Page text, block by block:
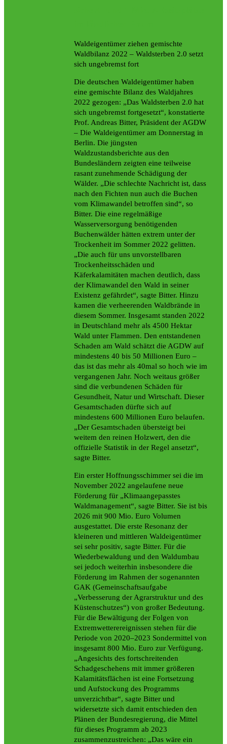
Waldeigentümer ziehen gemischte
Waldbilanz 2022 – Waldsterben 2.0 setzt
sich ungebremst fort
Die deutschen Waldeigentümer haben
eine gemischte Bilanz des Waldjahres
2022 gezogen: „Das Waldsterben 2.0 hat
sich ungebremst fortgesetzt“, konstatierte
Prof. Andreas Bitter, Präsident der AGDW
– Die Waldeigentümer am Donnerstag in
Berlin. Die jüngsten
Waldzustandsberichte aus den
Bundesländern zeigten eine teilweise
rasant zunehmende Schädigung der
Wälder. „Die schlechte Nachricht ist, dass
nach den Fichten nun auch die Buchen
vom Klimawandel betroffen sind“, so
Bitter. Die eine regelmäßige
Wasserversorgung benötigenden
Buchenwälder hätten extrem unter der
Trockenheit im Sommer 2022 gelitten.
„Die auch für uns unvorstellbaren
Trockenheitsschäden und
Käferkalamitäten machen deutlich, dass
der Klimawandel den Wald in seiner
Existenz gefährdet“, sagte Bitter. Hinzu
kamen die verheerenden Waldbrände in
diesem Sommer. Insgesamt standen 2022
in Deutschland mehr als 4500 Hektar
Wald unter Flammen. Den entstandenen
Schaden am Wald schätzt die AGDW auf
mindestens 40 bis 50 Millionen Euro –
das ist das mehr als 40mal so hoch wie im
vergangenen Jahr. Noch weitaus größer
sind die verbundenen Schäden für
Gesundheit, Natur und Wirtschaft. Dieser
Gesamtschaden dürfte sich auf
mindestens 600 Millionen Euro belaufen.
„Der Gesamtschaden übersteigt bei
weitem den reinen Holzwert, den die
offizielle Statistik in der Regel ansetzt“,
sagte Bitter.
Ein erster Hoffnungsschimmer sei die im
November 2022 angelaufene neue
Förderung für „Klimaangepasstes
Waldmanagement“, sagte Bitter. Sie ist bis
2026 mit 900 Mio. Euro Volumen
ausgestattet. Die erste Resonanz der
kleineren und mittleren Waldeigentümer
sei sehr positiv, sagte Bitter. Für die
Wiederbewaldung und den Waldumbau
sei jedoch weiterhin insbesondere die
Förderung im Rahmen der sogenannten
GAK (Gemeinschaftsaufgabe
„Verbesserung der Agrarstruktur und des
Küstenschutzes“) von großer Bedeutung.
Für die Bewältigung der Folgen von
Extrem­wetterereignissen stehen für die
Periode von 2020–2023 Sondermittel von
insgesamt 800 Mio. Euro zur Verfügung.
„Angesichts des fortschreitenden
Schadgeschehens mit immer größeren
Kalamitätsflächen ist eine Fortsetzung
und Aufstockung des Programms
unverzichtbar“, sagte Bitter und
widersetzte sich damit entschieden den
Plänen der Bundesregierung, die Mittel
für dieses Programm ab 2023
zusammenzustreichen: „Das wäre ein